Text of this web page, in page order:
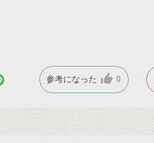
参考になった 0